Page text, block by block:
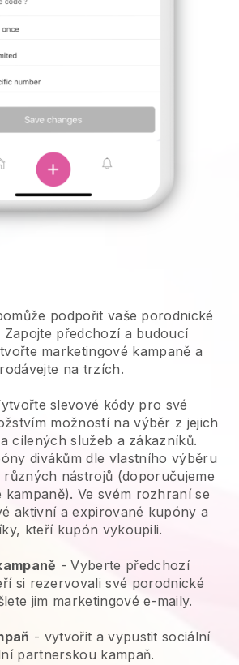
podpořit vaše porodnické
Zapojte předchozí a budoucí
marketingové kampaně a
na trzích.
slevové kódy pro své
možností na výběr z jejich
cílených služeb a zákazníků.
divákům dle vlastního výběru
nástrojů (doporučujeme
kampaně). Ve svém rozhraní se
aktivní a expirované kupóny a
kteří kupón vykoupili.
-Vyberte předchozí
si rezervovali své porodnické
jim marketingové e-maily.
- vytvořit a vypustit sociální
partnerskou kampaň.